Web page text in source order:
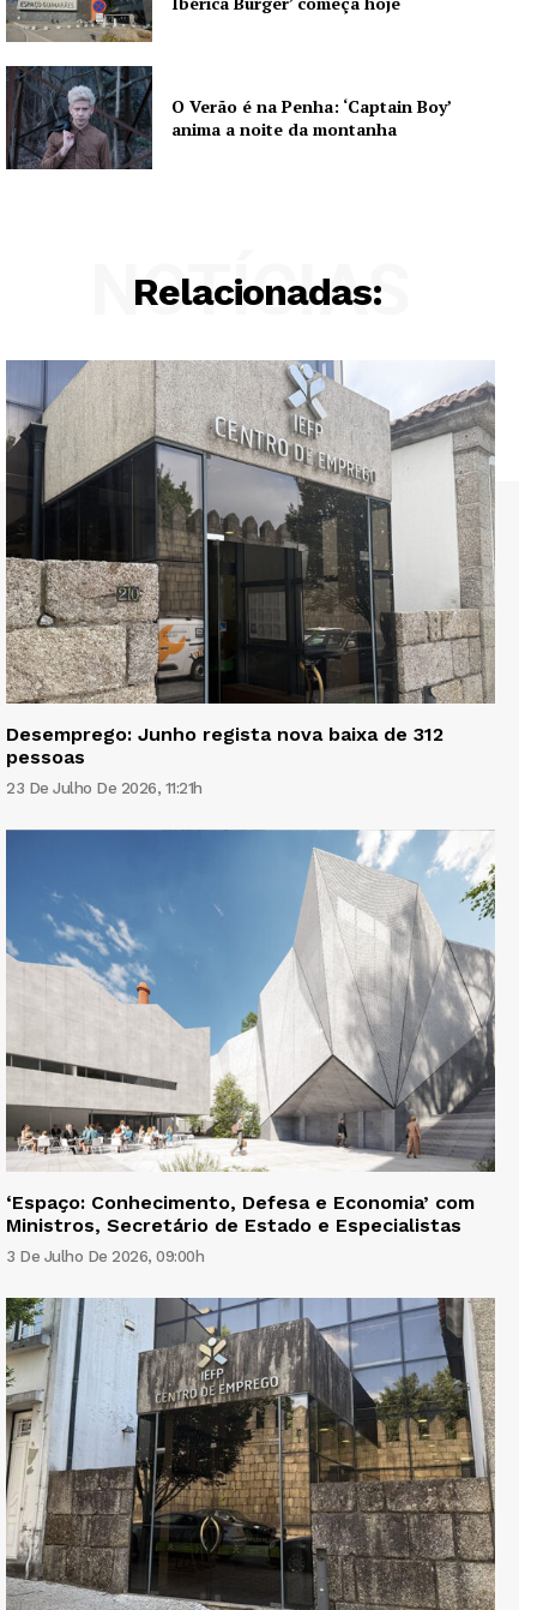
O Verão é na Penha: ‘Captain Boy’
anima a noite da montanha
Relacionadas:
NOTÍCIAS
Desemprego: Junho regista nova baixa de 312
pessoas
23 De Julho De 2026, 11:21h
‘Espaço: Conhecimento, Defesa e Economia’ com
Ministros, Secretário de Estado e Especialistas
3 De Julho De 2026, 09:00h